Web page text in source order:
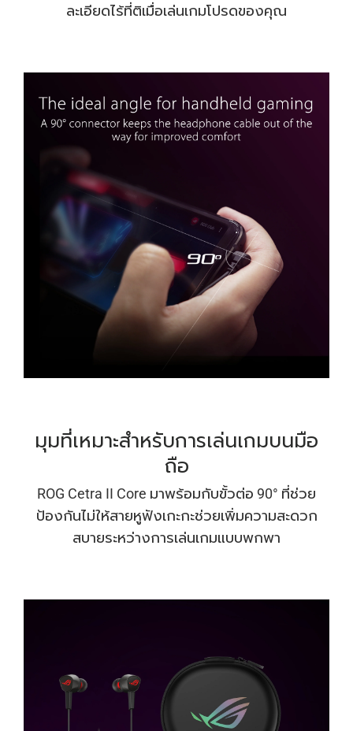
ละเอียดไร้ที่ติเมื่อเล่นเกมโปรดของคุณ
มุมที่เหมาะสําหรับการเล่นเกมบนมือ
ถือ
ROG Cetra II Core มาพร้อมกับขั้วต่อ 90° ที่ช่วย
ป้องกันไม่ให้สายหูฟังเกะกะช่วยเพิ่มความสะดวก
สบายระหว่างการเล่นเกมแบบพกพา